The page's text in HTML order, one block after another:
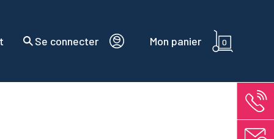
Se connecter Mon panier 0